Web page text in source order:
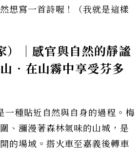
想寫一首詩喔！（我就是這樣
）｜感官與自然的靜謐
‧在山霧中享受芬多
種貼近自然與自身的過程。梅
、瀰漫著森林氣味的山城，是
的場域。搭火車至嘉義後轉車